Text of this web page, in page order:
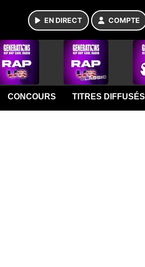
EN DIRECT COMPTE
CONCOURS TITRES DIFFUSÉS